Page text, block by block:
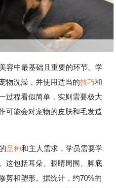
容中最基础且重要的环节。学
物洗澡，并使用适当的技巧和
过程看似简单，实则需要极大
可能会对宠物的皮肤和毛发造
品种和主人需求，学员需要学
这包括耳朵、眼睛周围、脚底
剪和塑形。据统计，约70%的